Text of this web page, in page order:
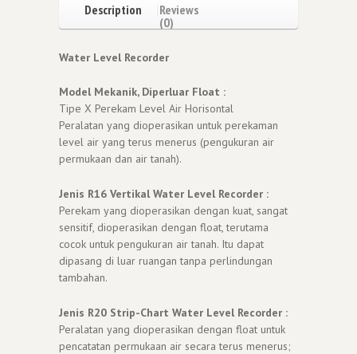
Description
Reviews
(0)
Water Level Recorder
Model Mekanik, Diperluar Float :
Tipe X Perekam Level Air Horisontal
Peralatan yang dioperasikan untuk perekaman
level air yang terus menerus (pengukuran air
permukaan dan air tanah).
Jenis R16 Vertikal Water Level Recorder :
Perekam yang dioperasikan dengan kuat, sangat
sensitif, dioperasikan dengan float, terutama
cocok untuk pengukuran air tanah. Itu dapat
dipasang di luar ruangan tanpa perlindungan
tambahan.
Jenis R20 Strip-Chart Water Level Recorder :
Peralatan yang dioperasikan dengan float untuk
pencatatan permukaan air secara terus menerus;